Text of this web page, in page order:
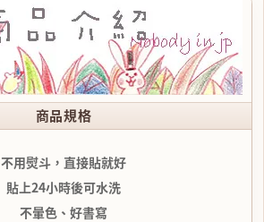
商品規格
不用熨斗，直接貼就好
貼上24小時後可水洗
不暈色、好書寫